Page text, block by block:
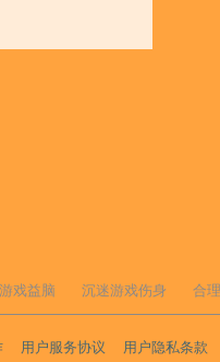
戏益脑 沉迷游戏伤身 合
用户服务协议 用户隐私条款